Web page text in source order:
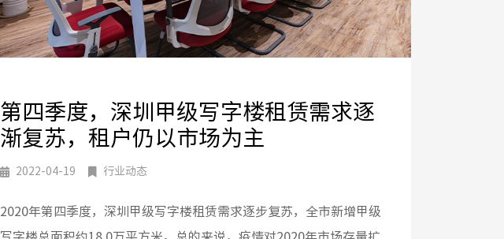
第四季度，深圳甲级写字楼租赁需求逐
渐复苏，租户仍以市场为主
2022-04-19 行业动态
2020年第四季度，深圳甲级写字楼租赁需求逐步复苏，全市新增甲级